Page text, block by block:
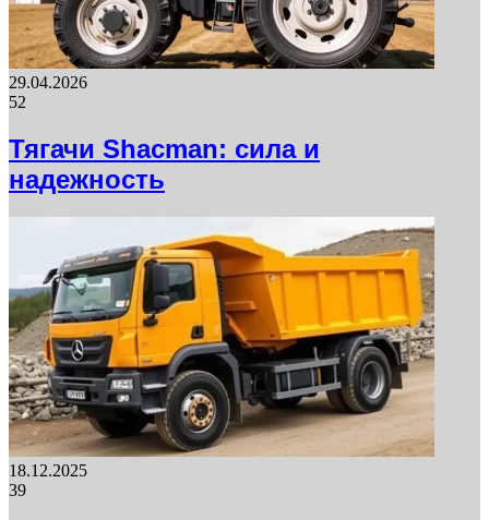
29.04.2026
52
Тягачи Shacman: сила и
надежность
18.12.2025
39